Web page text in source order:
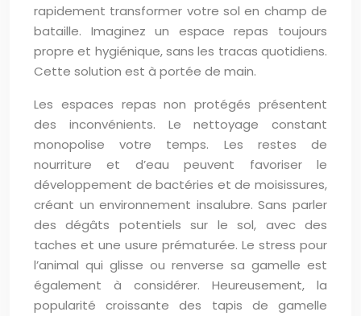
rapidement transformer votre sol en champ de
bataille. Imaginez un espace repas toujours
propre et hygiénique, sans les tracas quotidiens.
Cette solution est à portée de main.
Les espaces repas non protégés présentent
des inconvénients. Le nettoyage constant
monopolise votre temps. Les restes de
nourriture et d’eau peuvent favoriser le
développement de bactéries et de moisissures,
créant un environnement insalubre. Sans parler
des dégâts potentiels sur le sol, avec des
taches et une usure prématurée. Le stress pour
l’animal qui glisse ou renverse sa gamelle est
également à considérer. Heureusement, la
popularité croissante des tapis de gamelle